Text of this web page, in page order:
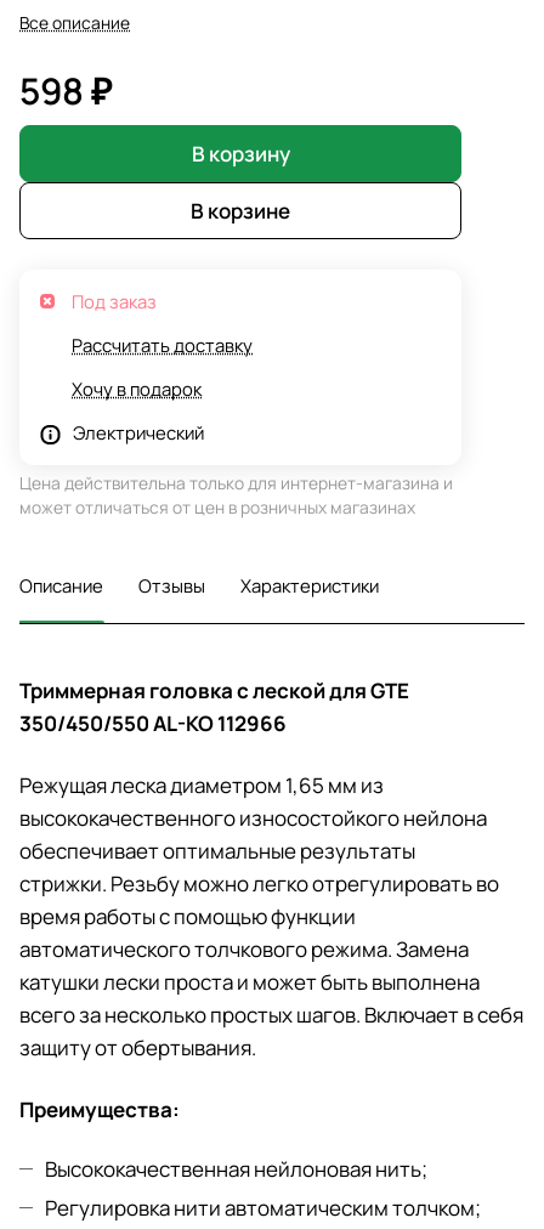
Все описание
598 ₽
В корзину
В корзине
Под заказ
Рассчитать доставку
Хочу в подарок
Электрический
Цена действительна только для интернет-магазина и
может отличаться от цен в розничных магазинах
Описание Отзывы Характеристики
Триммерная головка с леской для GTE
350/450/550 AL-KO 112966
Режущая леска диаметром 1,65 мм из
высококачественного износостойкого нейлона
обеспечивает оптимальные результаты
стрижки. Резьбу можно легко отрегулировать во
время работы с помощью функции
автоматического толчкового режима. Замена
катушки лески проста и может быть выполнена
всего за несколько простых шагов. Включает в себя
защиту от обертывания.
Преимущества:
Высококачественная нейлоновая нить;
Регулировка нити автоматическим толчком;